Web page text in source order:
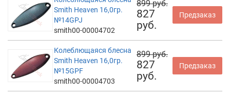
Smith Heaven 16,0гр.
№14GPJ
smith00-00004702
899 руб.
827
руб.
Предзаказ
Колеблющаяся блесна
Smith Heaven 16,0гр.
№15GPF
smith00-00004703
899 руб.
827
руб.
Предзаказ